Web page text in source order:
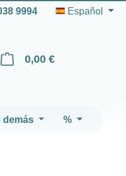
9994 Español
0,00 €
El carrito de compras
demás %